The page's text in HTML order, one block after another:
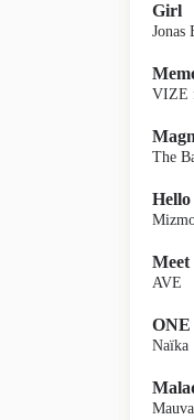
Girl
Jonas
VIZE
The
AVE
Naïka